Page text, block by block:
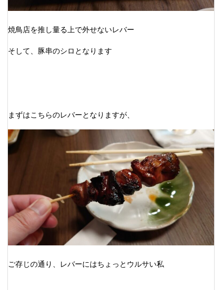
焼鳥店を推し量る上で外せないレバー
そして、豚串のシロとなります
まずはこちらのレバーとなりますが、
ご存じの通り、レバーにはちょっとウルサい私